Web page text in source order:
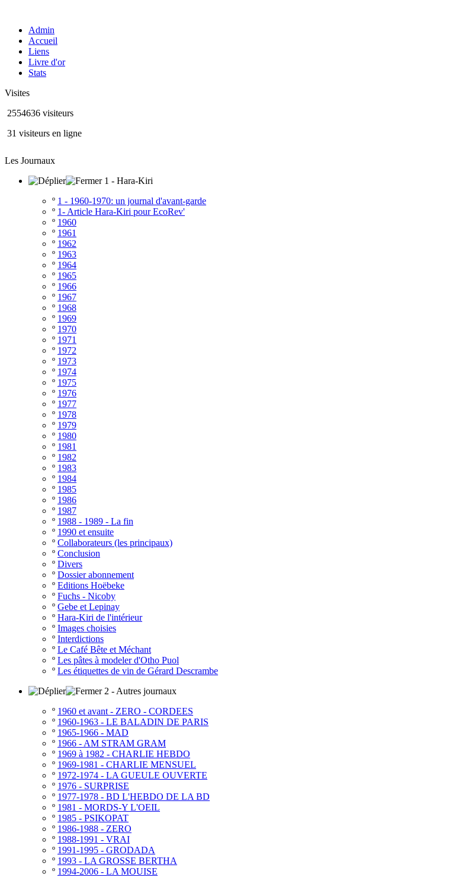
Admin
Accueil
Liens
Livre d'or
Stats
Visites
2554636 visiteurs
31 visiteurs en ligne
Les Journaux
1 - Hara-Kiri
º 1 - 1960-1970: un journal d'avant-garde
º 1- Article Hara-Kiri pour EcoRev'
º 1960
º 1961
º 1962
º 1963
º 1964
º 1965
º 1966
º 1967
º 1968
º 1969
º 1970
º 1971
º 1972
º 1973
º 1974
º 1975
º 1976
º 1977
º 1978
º 1979
º 1980
º 1981
º 1982
º 1983
º 1984
º 1985
º 1986
º 1987
º 1988 - 1989 - La fin
º 1990 et ensuite
º Collaborateurs (les principaux)
º Conclusion
º Divers
º Dossier abonnement
º Editions Hoëbeke
º Fuchs - Nicoby
º Gebe et Lepinay
º Hara-Kiri de l'intérieur
º Images choisies
º Interdictions
º Le Café Bête et Méchant
º Les pâtes à modeler d'Otho Puol
º Les étiquettes de vin de Gérard Descrambe
2 - Autres journaux
º 1960 et avant - ZERO - CORDEES
º 1960-1963 - LE BALADIN DE PARIS
º 1965-1966 - MAD
º 1966 - AM STRAM GRAM
º 1969 à 1982 - CHARLIE HEBDO
º 1969-1981 - CHARLIE MENSUEL
º 1972-1974 - LA GUEULE OUVERTE
º 1976 - SURPRISE
º 1977-1978 - BD L'HEBDO DE LA BD
º 1981 - MORDS-Y L'OEIL
º 1985 - PSIKOPAT
º 1986-1988 - ZERO
º 1988-1991 - VRAI
º 1991-1995 - GRODADA
º 1993 - LA GROSSE BERTHA
º 1994-2006 - LA MOUISE